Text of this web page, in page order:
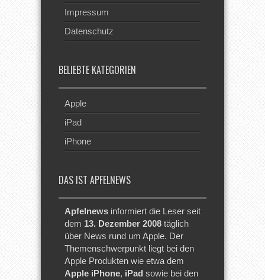
Impressum
Datenschutz
BELIEBTE KATEGORIEN
Apple
iPad
iPhone
DAS IST APFELNEWS
Apfelnews informiert die Leser seit
dem 13. Dezember 2008 täglich
über News rund um Apple. Der
Themenschwerpunkt liegt bei den
Apple Produkten wie etwa dem
Apple iPhone, iPad sowie bei den